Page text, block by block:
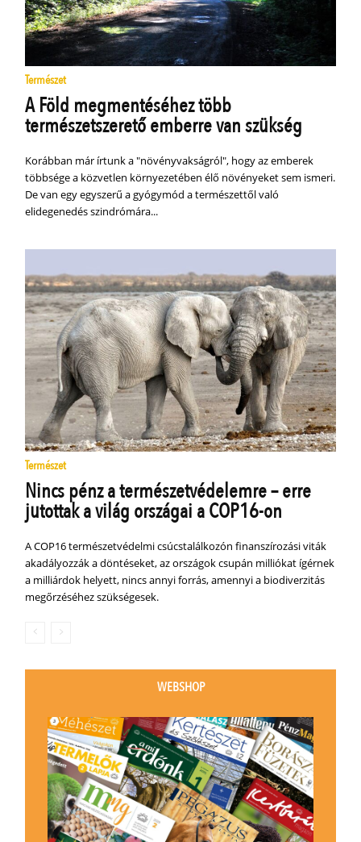
Természet
A Föld megmentéséhez több
természetszerető emberre van szükség
Korábban már írtunk a "növényvakságról", hogy az emberek
többsége a közvetlen környezetében élő növényeket sem ismeri.
De van egy egyszerű a gyógymód a természettől való
elidegenedés szindrómára...
Természet
Nincs pénz a természetvédelemre – erre
jutottak a világ országai a COP16-on
A COP16 természetvédelmi csúcstalálkozón finanszírozási viták
akadályozzák a döntéseket, az országok csupán milliókat ígérnek
a milliárdok helyett, nincs annyi forrás, amennyi a biodiverzitás
megőrzéséhez szükségesek.
WEBSHOP